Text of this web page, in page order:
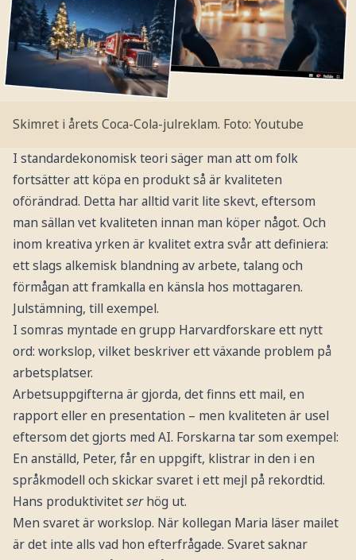
Skimret i årets Coca-Cola-julreklam. Foto: Youtube
I standardekonomisk teori säger man att om folk
fortsätter att köpa en produkt så är kvaliteten
oförändrad. Detta har alltid varit lite skevt, eftersom
man sällan vet kvaliteten innan man köper något. Och
inom kreativa yrken är kvalitet extra svår att definiera:
ett slags alkemisk blandning av arbete, talang och
förmågan att framkalla en känsla hos mottagaren.
Julstämning, till exempel.
I somras myntade en grupp Harvardforskare ett nytt
ord: workslop, vilket beskriver ett växande problem på
arbetsplatser.
Arbetsuppgifterna är gjorda, det finns ett mail, en
rapport eller en presentation – men kvaliteten är usel
eftersom det gjorts med AI. Forskarna tar som exempel:
En anställd, Peter, får en uppgift, klistrar in den i en
språkmodell och skickar svaret i ett mejl på rekordtid.
Hans produktivitetserhög ut.
Men svaret är workslop. När kollegan Maria läser mailet
är det inte alls vad hon efterfrågade. Svaret saknar